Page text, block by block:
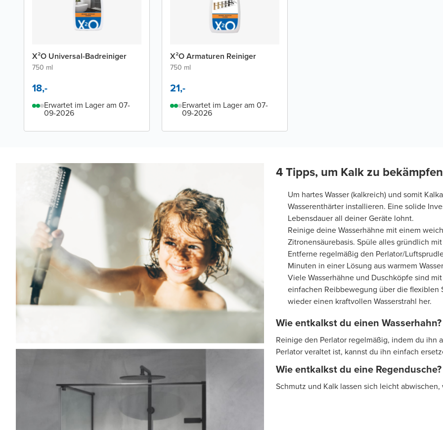
X²O Universal-Badreiniger
750 ml
18,-
Erwartet im Lager am 07-
09-2026
X²O Armaturen Reiniger
750 ml
21,-
Erwartet im Lager am 07-
09-2026
4 Tipps, um Kalk zu
Um hartes Wasser (kalkreich) und somit
Wasserenthärter installieren. Eine solide
Lebensdauer all deiner Geräte lohnt.
Reinige deine Wasserhähne mit einem
Zitronensäurebasis. Spüle alles gründlich
Entferne regelmäßig den Perlator/
Minuten in einer Lösung aus warmem
Viele Wasserhähne und Duschköpfe sind
einfachen Reibbewegung über die flexiblen
wieder einen kraftvollen Wasserstrahl her.
Wie entkalkst du einen Wasserhahn?
Reinige den Perlator regelmäßig, indem du ihn
Perlator veraltet ist, kannst du ihn einfach
Wie entkalkst du eine Regendusche?
Schmutz und Kalk lassen sich leicht